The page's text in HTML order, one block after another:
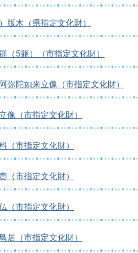
版木（県指定文化財）
（5躯）（市指定文化財）
弥陀如来立像（市指定文化財）
像（市指定文化財）
（市指定文化財）
（市指定文化財）
（市指定文化財）
居（市指定文化財）